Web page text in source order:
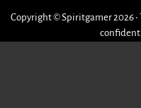
Copyright © Spiritgamer 2026 •